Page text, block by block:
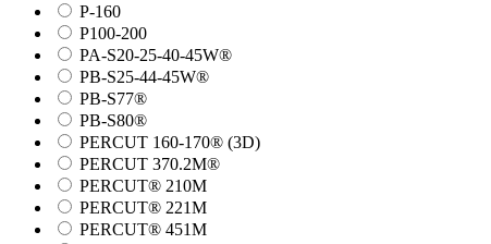
P-160
P100-200
PA-S20-25-40-45W®
PB-S25-44-45W®
PB-S77®
PB-S80®
PERCUT 160-170® (3D)
PERCUT 370.2M®
PERCUT® 210M
PERCUT® 221M
PERCUT® 451M